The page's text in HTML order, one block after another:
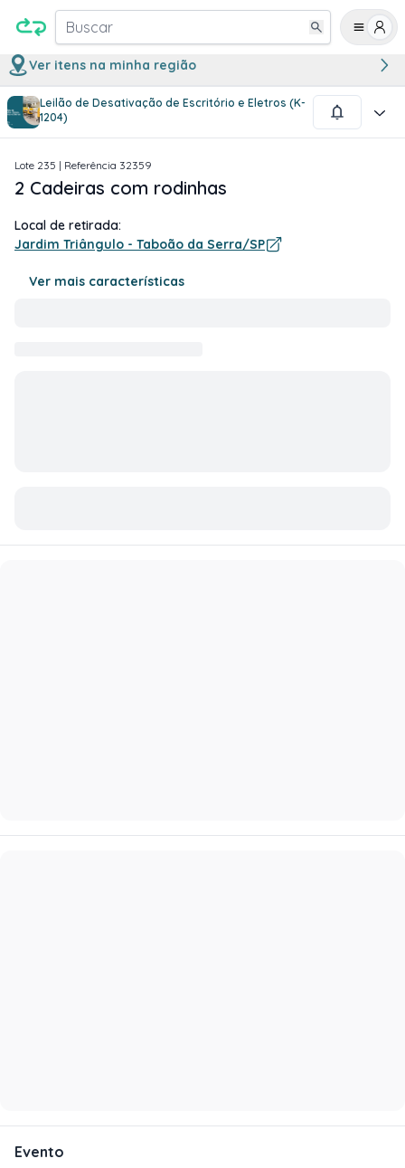
Buscar
Ver itens na minha região
Leilão de Desativação de Escritório e Eletros (K-
1204)
1/1
Lote 235 | Referência 32359
2 Cadeiras com rodinhas
Local de retirada:
Jardim Triângulo - Taboão da Serra/SP
Ver mais características
Evento